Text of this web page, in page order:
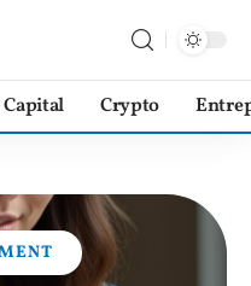
Capital Crypto